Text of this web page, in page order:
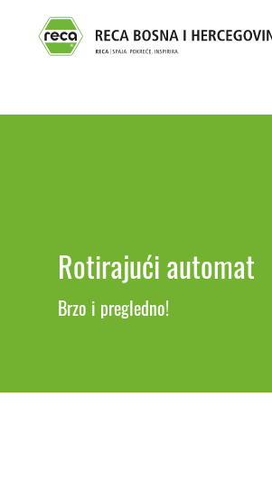
Rotirajući automat
Brzo i pregledno!